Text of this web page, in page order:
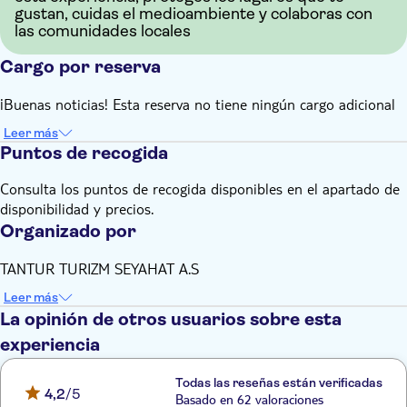
gustan, cuidas el medioambiente y colaboras con
las comunidades locales
Cargo por reserva
¡Buenas noticias! Esta reserva no tiene ningún cargo adicional
Leer más
Puntos de recogida
Consulta los puntos de recogida disponibles en el apartado de
disponibilidad y precios.
Organizado por
TANTUR TURIZM SEYAHAT A.S
Leer más
La opinión de otros usuarios sobre esta
experiencia
4,2/5
Todas las reseñas están verificadas
Basado en 62 valoraciones